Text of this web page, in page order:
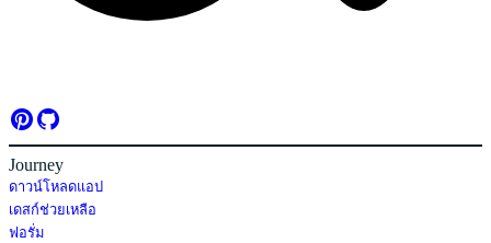
Journey
ดาวน์โหลดแอป
เดสก์ช่วยเหลือ
ฟอรั่ม